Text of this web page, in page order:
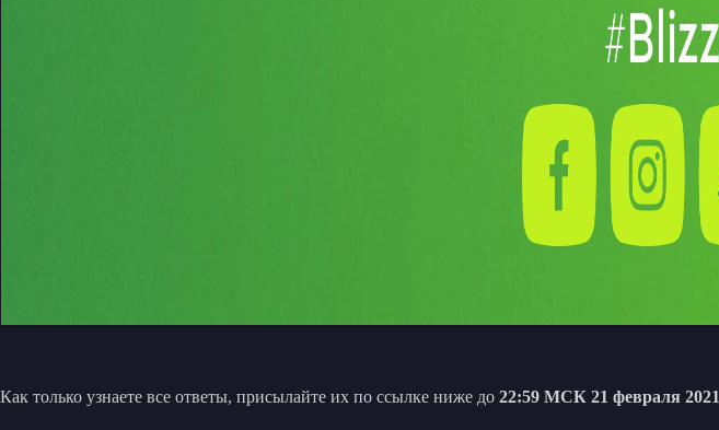
Как только узнаете все ответы, присылайте их по ссылке ниже до 22:59 МСК 21 февраля 2021